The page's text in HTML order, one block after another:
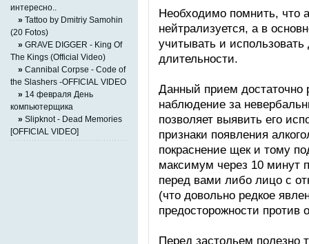
Необходимо помнить, что
нейтрализуется, а в
учитывать и
длительности.
Данный прием достаточно
наблюдение за
позволяет выявить его
признаки появления
покраснение щек и тому
максимум через 10 минут
перед вами либо лицо с
(что довольно редкое
предосторожности против
Перед застольем полезно
интересно..
» Tattoo by Dmitriy Samohin
(20 Fotos)
» GRAVE DIGGER - King Of
The Kings (Official Video)
» Cannibal Corpse - Code of
the Slashers -OFFICIAL VIDEO
» 14 февраля День
компьютерщика
» Slipknot - Dead Memories
[OFFICIAL VIDEO]